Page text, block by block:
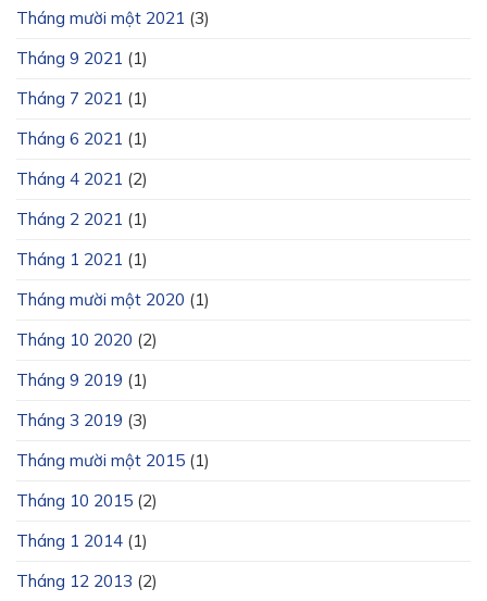
Tháng mười một 2021 (3)
Tháng 9 2021 (1)
Tháng 7 2021 (1)
Tháng 6 2021 (1)
Tháng 4 2021 (2)
Tháng 2 2021 (1)
Tháng 1 2021 (1)
Tháng mười một 2020 (1)
Tháng 10 2020 (2)
Tháng 9 2019 (1)
Tháng 3 2019 (3)
Tháng mười một 2015 (1)
Tháng 10 2015 (2)
Tháng 1 2014 (1)
Tháng 12 2013 (2)